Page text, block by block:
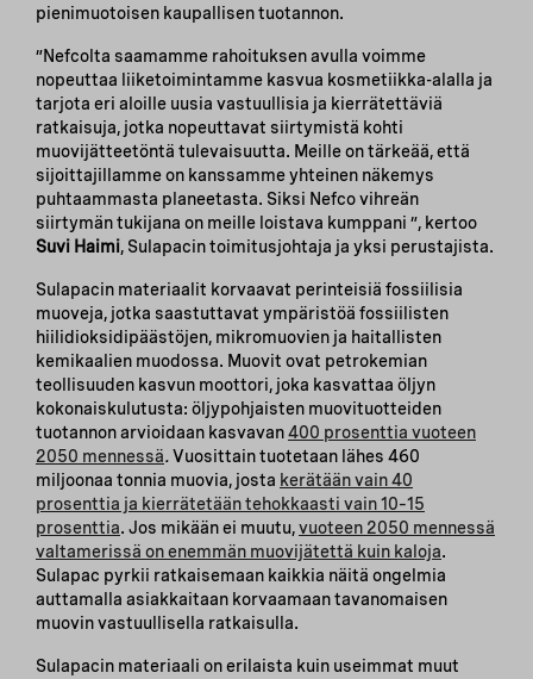
pienimuotoisen kaupallisen tuotannon.
”Nefcolta saamamme rahoituksen avulla voimme
nopeuttaa liiketoimintamme kasvua kosmetiikka-alalla ja
tarjota eri aloille uusia vastuullisia ja kierrätettäviä
ratkaisuja, jotka nopeuttavat siirtymistä kohti
muovijätteetöntä tulevaisuutta. Meille on tärkeää, että
sijoittajillamme on kanssamme yhteinen näkemys
puhtaammasta planeetasta. Siksi Nefco vihreän
siirtymän tukijana on meille loistava kumppani ”, kertoo
Suvi Haimi, Sulapacin toimitusjohtaja ja yksi perustajista.
Sulapacin materiaalit korvaavat perinteisiä fossiilisia
muoveja, jotka saastuttavat ympäristöä fossiilisten
hiilidioksidipäästöjen, mikromuovien ja haitallisten
kemikaalien muodossa. Muovit ovat petrokemian
teollisuuden kasvun moottori, joka kasvattaa öljyn
kokonaiskulutusta: öljypohjaisten muovituotteiden
tuotannon arvioidaan kasvavan400 prosenttia vuoteen
2050 mennessä.Vuosittain tuotetaan lähes 460
miljoonaa tonnia muovia, josta kerätään vain 40
prosenttia ja kierrätetään tehokkaasti vain 10–15
prosenttia. Jos mikään ei muutu,vuoteen 2050 mennessä
valtamerissä on enemmän muovijätettä kuin kaloja.
Sulapac pyrkii ratkaisemaan kaikkia näitä ongelmia
auttamalla asiakkaitaan korvaamaan tavanomaisen
muovin vastuullisella ratkaisulla.
Sulapacin materiaali on erilaista kuin useimmat muut